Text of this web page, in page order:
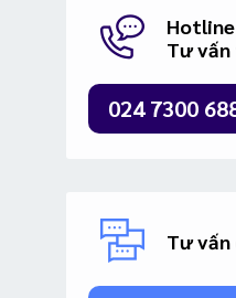
Hotline
Tư
024 7300
Tư vấn